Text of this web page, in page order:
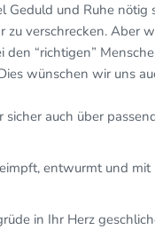
Geduld und Ruhe nötig
zu verschrecken. Aber
“richtigen”
wünschen wir uns
auch über
entwurmt und mit
in Ihr Herz